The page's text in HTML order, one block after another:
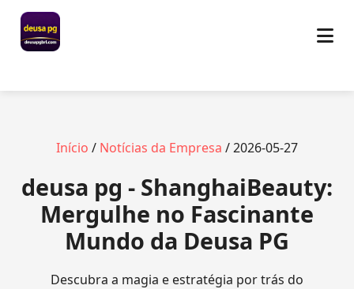
Início / Notícias da Empresa / 2026-05-27
deusa pg - ShanghaiBeauty:
Mergulhe no Fascinante
Mundo da Deusa PG
Descubra a magia e estratégia por trás do